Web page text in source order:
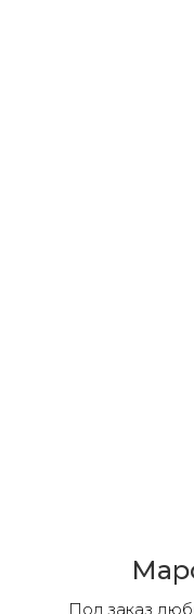
Под заказ